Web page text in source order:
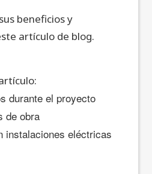
beneficios y
artículo de blog.
durante el proyecto
de obra
instalaciones eléctricas